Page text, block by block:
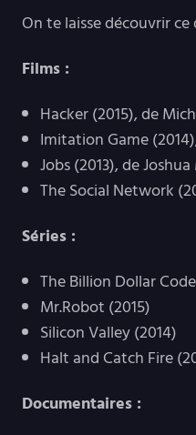
On te laisse découvrir
Films :
Hacker (2015), de
Imitation Game
Jobs (2013), de
The Social Network
Séries :
The Billion Dollar
Mr.Robot (2015)
Silicon Valley (2014)
Halt and Catch Fire
Documentaires :